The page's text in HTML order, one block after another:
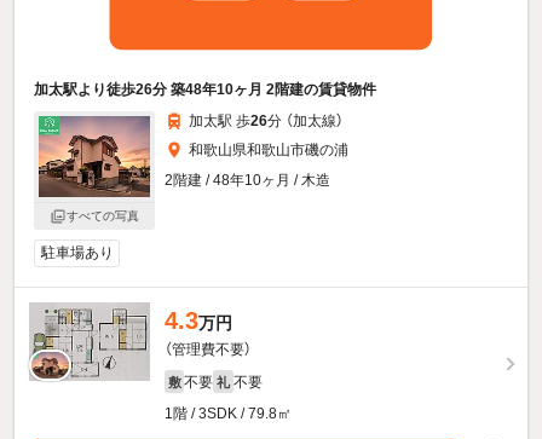
加太駅より徒歩26分 築48年10ヶ月 2階建の賃貸物件
すべての写真
加太駅 歩26分 （加太線）
和歌山県和歌山市磯の浦
2階建 / 48年10ヶ月 / 木造
駐車場あり
4.3万円
（管理費不要）
敷 不要 礼 不要
1階 / 3SDK / 79.8㎡